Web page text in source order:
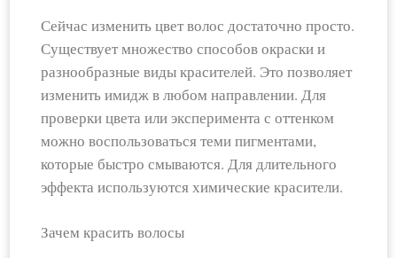
Сейчас изменить цвет волос достаточно просто.
Существует множество способов окраски и
разнообразные виды красителей. Это позволяет
изменить имидж в любом направлении. Для
проверки цвета или эксперимента с оттенком
можно воспользоваться теми пигментами,
которые быстро смываются. Для длительного
эффекта используются химические красители.
Зачем красить волосы